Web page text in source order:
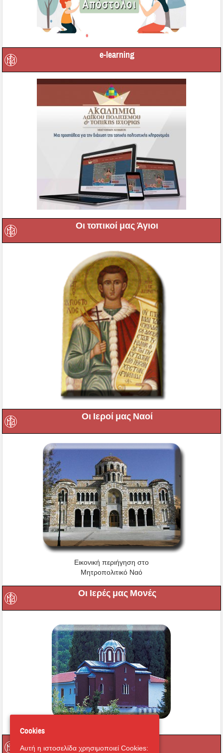
e-learning
Οι τοπικοί μας Άγιοι
Οι Ιεροί μας Ναοί
Εικονική περιήγηση στο
Μητροπολιτικό Ναό
Οι Ιερές μας Μονές
Cookies
Αυτή η ιστοσελίδα χρησιμοποιεί Cookies: